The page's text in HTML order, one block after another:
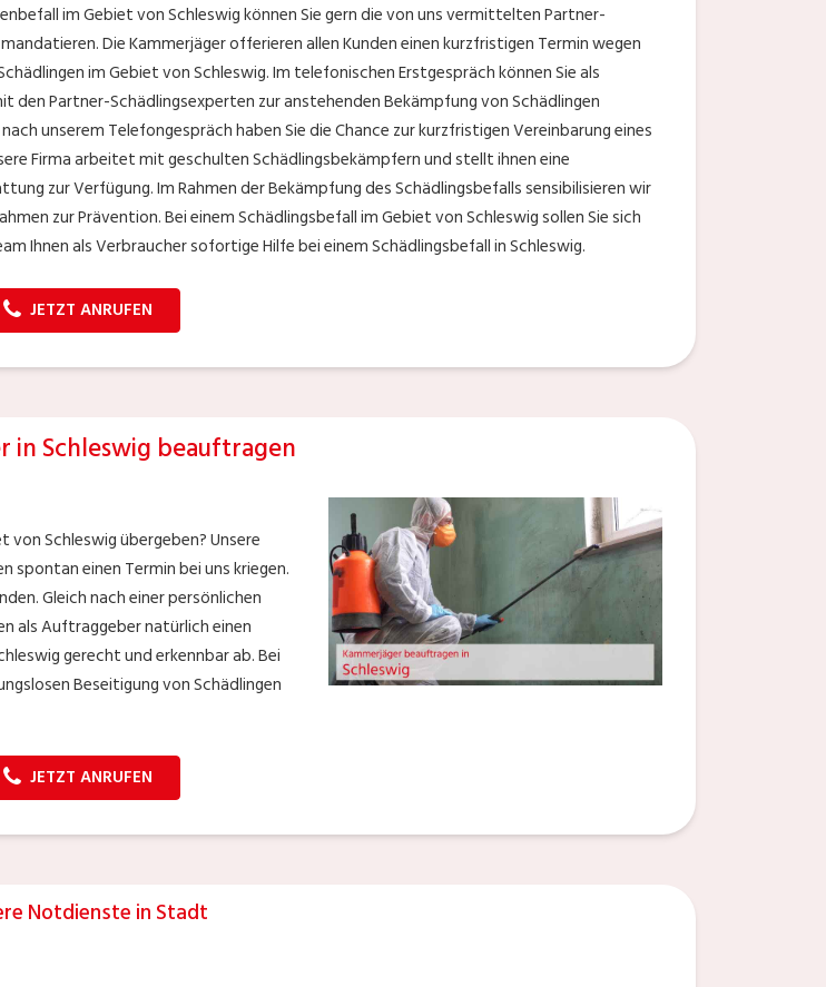
im Gebiet von Schleswig können Sie gern die von uns vermittelten Partner-
Die Kammerjäger offerieren allen Kunden einen kurzfristigen Termin wegen
im Gebiet von Schleswig. Im telefonischen Erstgespräch können Sie als
den Partner-Schädlingsexperten zur anstehenden Bekämpfung von Schädlingen
unserem Telefongespräch haben Sie die Chance zur kurzfristigen Vereinbarung eines
Firma arbeitet mit geschulten Schädlingsbekämpfern und stellt ihnen eine
zur Verfügung. Im Rahmen der Bekämpfung des Schädlingsbefalls sensibilisieren wir
zur Prävention. Bei einem Schädlingsbefall im Gebiet von Schleswig sollen Sie sich
Ihnen als Verbraucher sofortige Hilfe bei einem Schädlingsbefall in Schleswig.
JETZT ANRUFEN
in Schleswig beauftragen
Schleswig übergeben? Unsere
spontan einen Termin bei uns kriegen.
Gleich nach einer persönlichen
als Auftraggeber natürlich einen
gerecht und erkennbar ab. Bei
Beseitigung von Schädlingen
JETZT ANRUFEN
Notdienste in Stadt